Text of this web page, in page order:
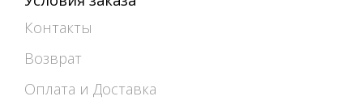
Контакты
Возврат
Оплата и Доставка